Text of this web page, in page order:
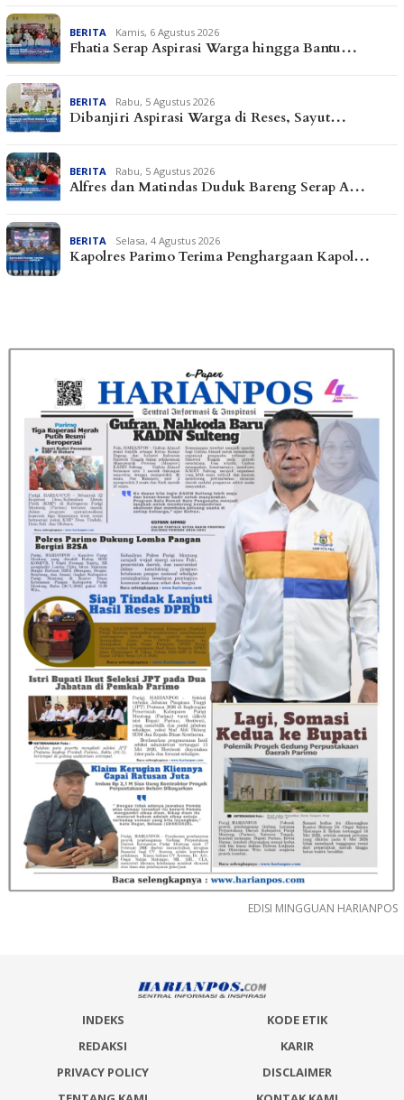
BERITA Kamis, 6 Agustus 2026
Fhatia Serap Aspirasi Warga hingga Bantu…
BERITA Rabu, 5 Agustus 2026
Dibanjiri Aspirasi Warga di Reses, Sayut…
BERITA Rabu, 5 Agustus 2026
Alfres dan Matindas Duduk Bareng Serap A…
BERITA Selasa, 4 Agustus 2026
Kapolres Parimo Terima Penghargaan Kapol…
EDISI MINGGUAN HARIANPOS
INDEKS
KODE ETIK
REDAKSI
KARIR
PRIVACY POLICY
DISCLAIMER